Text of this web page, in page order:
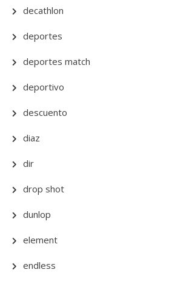
decathlon
deportes
deportes match
deportivo
descuento
diaz
dir
drop shot
dunlop
element
endless